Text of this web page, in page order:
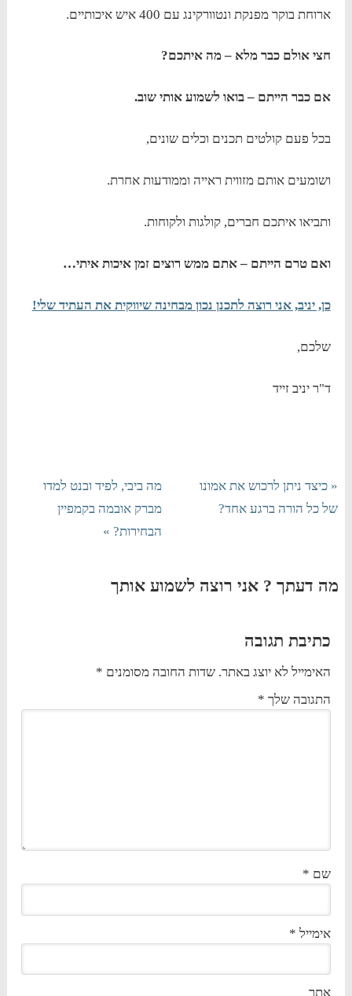
ארוחת בוקר מפנקת ונטוורקינג עם 400 איש איכותיים.
חצי אולם כבר מלא – מה איתכם?
אם כבר הייתם – בואו לשמוע אותי שוב.
בכל פעם קולטים תכנים וכלים שונים,
ושומעים אותם מזווית ראייה וממודעות אחרת.
ותביאו איתכם חברים, קולגות ולקוחות.
ואם טרם הייתם – אתם ממש רוצים זמן איכות איתי…
כן, יניב, אני רוצה לתכנן נכון מבחינה שיווקית את העתיד שלי!
שלכם,
ד"ר יניב זייד
« כיצד ניתן לרכוש את אמונו
של כל הורה ברגע אחד?
מה ביבי, לפיד ובנט למדו
מברק אובמה בקמפיין
הבחירות? »
מה דעתך ? אני רוצה לשמוע אותך
כתיבת תגובה
האימייל לא יוצג באתר. שדות החובה מסומנים *
התגובה שלך *
שם *
אימייל *
אתר